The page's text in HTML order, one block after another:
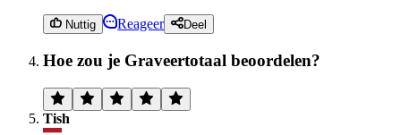
Nuttig Reageer Deel
Hoe zou je Graveertotaal beoordelen?
Tish